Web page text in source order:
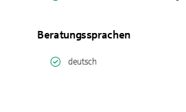
Beratungssprachen
deutsch